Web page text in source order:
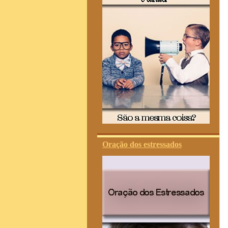
Oração dos estressados